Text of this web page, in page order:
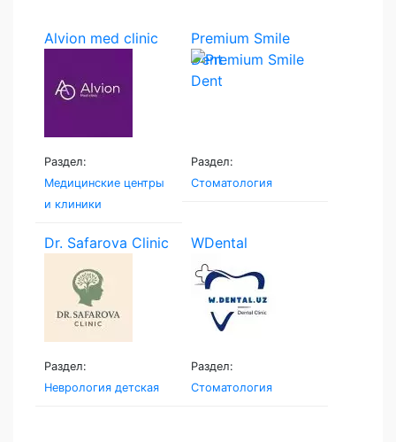
Alvion med clinic
Раздел:
Медицинские центры
и клиники
Premium Smile
Dent
Раздел:
Стоматология
Dr. Safarova Clinic
Раздел:
Неврология детская
WDental
Раздел:
Стоматология